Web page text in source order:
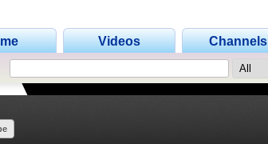
Videos Channels